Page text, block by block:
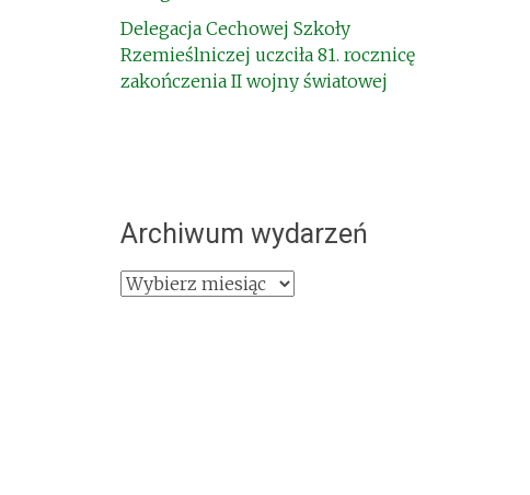
Delegacja Cechowej Szkoły
Rzemieślniczej uczciła 81. rocznicę
zakończenia II wojny światowej
Archiwum wydarzeń
Archiwum